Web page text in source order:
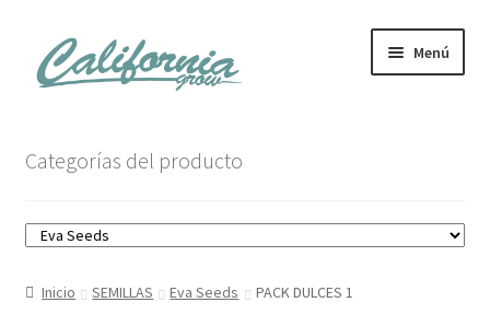
al
contenido
Menú
Carrito
Mi cuenta
Categorías del producto
Inicio SEMILLAS Eva Seeds PACK DULCES 1